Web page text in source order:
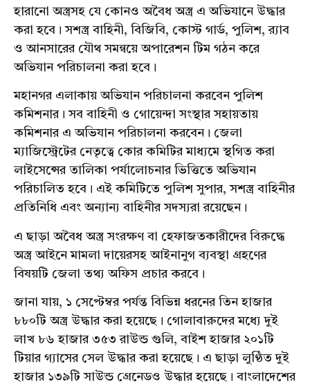
হারানো অস্ত্রসহ যে কোনও অবৈধ অস্ত্র এ অভিযানে উদ্ধার
করা হবে। সশস্ত্র বাহিনী, বিজিবি, কোস্ট গার্ড, পুলিশ, র‍্যাব
ও আনসারের যৌথ সমন্বয়ে অপারেশন টিম গঠন করে
অভিযান পরিচালনা করা হবে।
মহানগর এলাকায় অভিযান পরিচালনা করবেন পুলিশ
কমিশনার। সব বাহিনী ও গোয়েন্দা সংস্থার সহায়তায়
কমিশনার এ অভিযান পরিচালনা করবেন। জেলা
ম্যাজিস্ট্রেটের নেতৃত্বে কোর কমিটির মাধ্যমে স্থগিত করা
লাইসেন্সের তালিকা পর্যালোচনার ভিত্তিতে অভিযান
পরিচালিত হবে। এই কমিটিতে পুলিশ সুপার, সশস্ত্র বাহিনীর
প্রতিনিধি এবং অন্যান্য বাহিনীর সদস্যরা রয়েছেন।
এ ছাড়া অবৈধ অস্ত্র সংরক্ষণ বা হেফাজতকারীদের বিরুদ্ধে
অস্ত্র আইনে মামলা দায়েরসহ আইনানুগ ব্যবস্থা গ্রহণের
বিষয়টি জেলা তথ্য অফিস প্রচার করবে।
জানা যায়, ১ সেপ্টেম্বর পর্যন্ত বিভিন্ন ধরনের তিন হাজার
৮৮০টি অস্ত্র উদ্ধার করা হয়েছে। গোলাবারুদের মধ্যে দুই
লাখ ৮৬ হাজার ৩৫৩ রাউন্ড গুলি, বাইশ হাজার ২০১টি
টিয়ার গ্যাসের সেল উদ্ধার করা হয়েছে। এ ছাড়া লুণ্ঠিত দুই
হাজার ১৩৯টি সাউন্ড গ্রেনেডও উদ্ধার হয়েছে। বাংলাদেশের